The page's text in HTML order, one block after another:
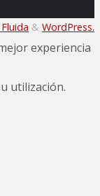
Fluida & WordPress.
experiencia
utilización.